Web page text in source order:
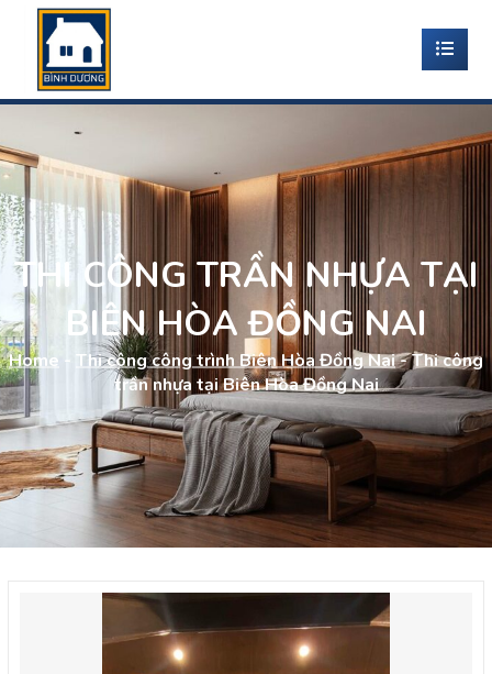
THI CÔNG TRẦN NHỰA TẠI
BIÊN HÒA ĐỒNG NAI
Home - Thi công công trình Biên Hòa Đồng Nai-Thi công
trần nhựa tại Biên Hòa Đồng Nai